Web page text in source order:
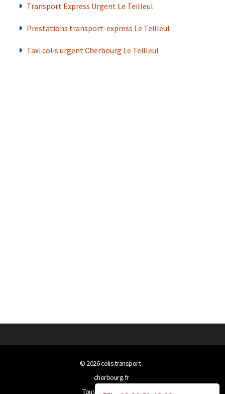
Transport Express Urgent Le Teilleul
Prestations transport-express Le Teilleul
Taxi colis urgent Cherbourg Le Teilleul
© 2026colis.transport-
cherbourg.fr
Tous droits réservés